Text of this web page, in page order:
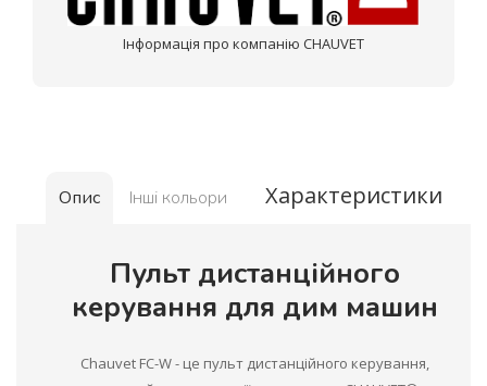
Інформація про компанію CHAUVET
Опис Інші кольори Характеристики
Пульт дистанційного
керування для дим машин
Chauvet FC-W - це пульт дистанційного керування,